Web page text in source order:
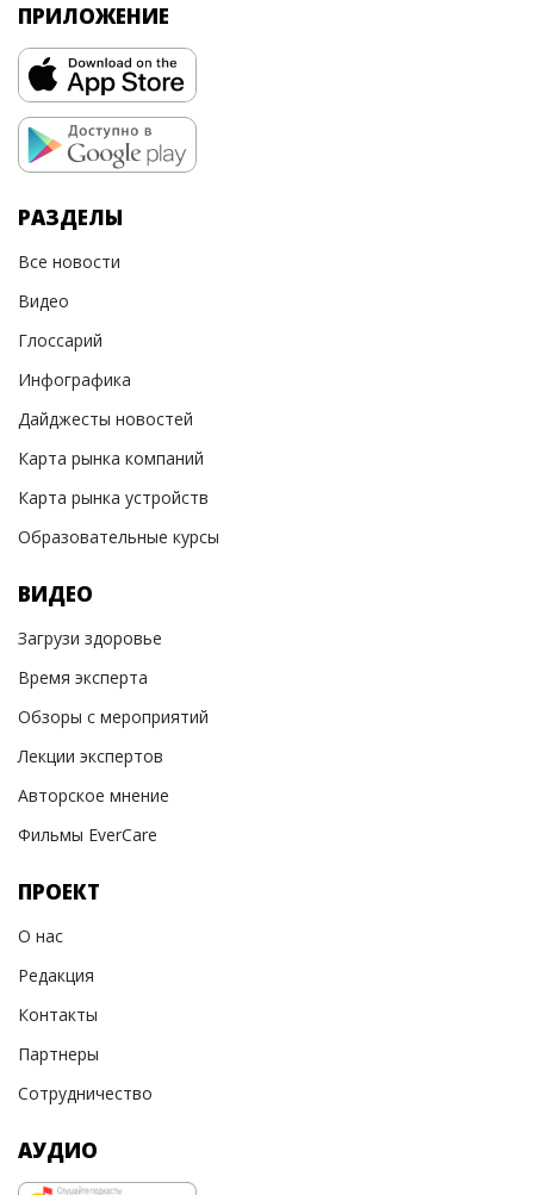
ПРИЛОЖЕНИЕ
РАЗДЕЛЫ
Все новости
Видео
Глоссарий
Инфографика
Дайджесты новостей
Карта рынка компаний
Карта рынка устройств
Образовательные курсы
ВИДЕО
Загрузи здоровье
Время эксперта
Обзоры с мероприятий
Лекции экспертов
Авторское мнение
Фильмы EverCare
ПРОЕКТ
О нас
Редакция
Контакты
Партнеры
Сотрудничество
АУДИО